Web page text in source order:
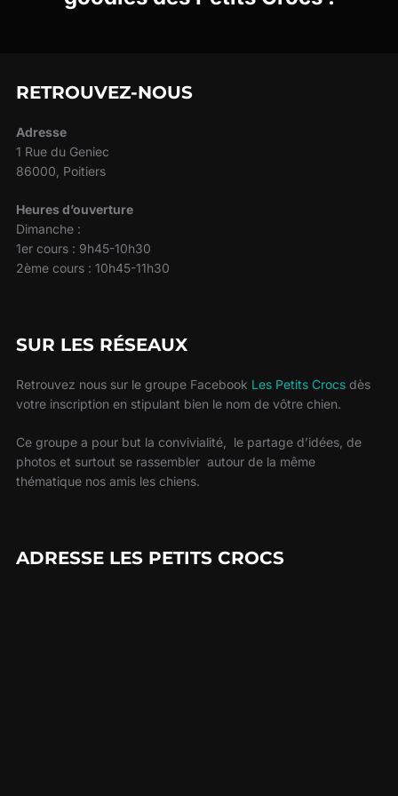
RETROUVEZ-NOUS
Adresse
1 Rue du Geniec
86000, Poitiers
Heures d’ouverture
Dimanche :
1er cours : 9h45-10h30
2ème cours : 10h45-11h30
SUR LES RÉSEAUX
Retrouvez nous sur le groupe Facebook Les Petits Crocsdès
votre inscription en stipulant bien le nom de vôtre chien.
Ce groupe a pour but la convivialité, le partage d’idées, de
photos et surtout se rassembler autour de la même
thématique nos amis les chiens.
ADRESSE LES PETITS CROCS